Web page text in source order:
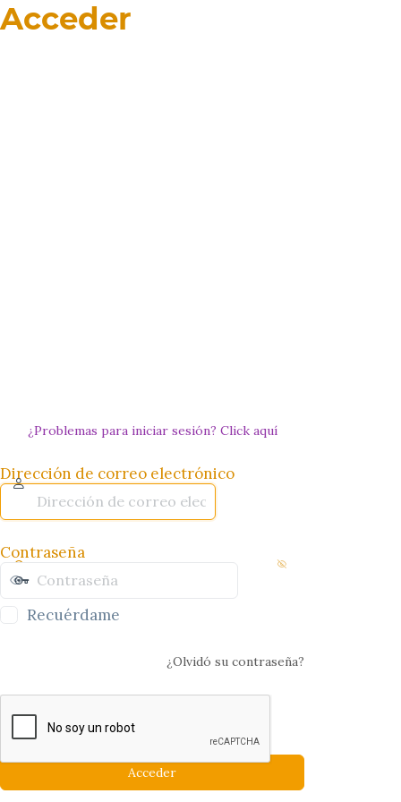
Acceder
¿Problemas para iniciar sesión? Click aquí
Dirección de correo electrónico
Contraseña
Recuérdame
¿Olvidó su contraseña?